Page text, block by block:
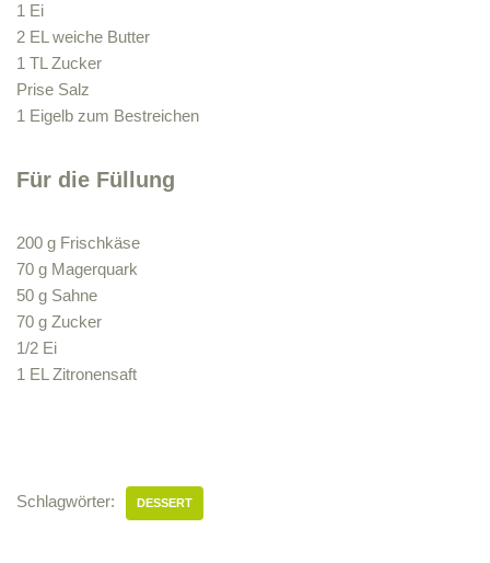
1 Ei
2 EL weiche Butter
1 TL Zucker
Prise Salz
1 Eigelb zum Bestreichen
Für die Füllung
200 g Frischkäse
70 g Magerquark
50 g Sahne
70 g Zucker
1/2 Ei
1 EL Zitronensaft
Schlagwörter: DESSERT